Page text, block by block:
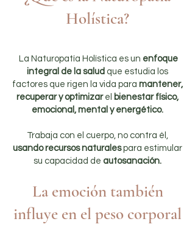
Holística?
La Naturopatía Holística es un enfoque
integral de la salud que estudia los
factores que rigen la vida para mantener,
recuperar y optimizarel bienestar físico,
emocional, mental y energético.
Trabaja con el cuerpo, no contra él,
usando recursos naturalespara estimular
su capacidad de autosanación.
La emoción también
influye en el peso corporal